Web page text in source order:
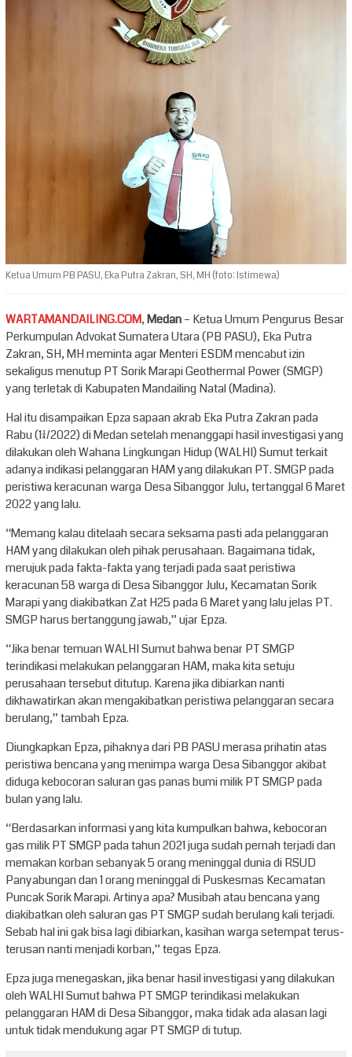
Ketua Umum PB PASU, Eka Putra Zakran, SH, MH (foto: Istimewa)
WARTAMANDAILING.COM,Medan– Ketua Umum Pengurus Besar
Perkumpulan Advokat Sumatera Utara (PB PASU), Eka Putra
Zakran, SH, MH meminta agar Menteri ESDM mencabut izin
sekaligus menutup PT Sorik Marapi Geothermal Power (SMGP)
yang terletak di Kabupaten Mandailing Natal (Madina).
Hal itu disampaikan Epza sapaan akrab Eka Putra Zakran pada
Rabu (13/4/2022) di Medan setelah menanggapi hasil investigasi yang
dilakukan oleh Wahana Lingkungan Hidup (WALHI) Sumut terkait
adanya indikasi pelanggaran HAM yang dilakukan PT. SMGP pada
peristiwa keracunan warga Desa Sibanggor Julu, tertanggal 6 Maret
2022 yang lalu.
“Memang kalau ditelaah secara seksama pasti ada pelanggaran
HAM yang dilakukan oleh pihak perusahaan. Bagaimana tidak,
merujuk pada fakta-fakta yang terjadi pada saat peristiwa
keracunan 58 warga di Desa Sibanggor Julu, Kecamatan Sorik
Marapi yang diakibatkan Zat H25 pada 6 Maret yang lalu jelas PT.
SMGP harus bertanggung jawab,” ujar Epza.
“Jika benar temuan WALHI Sumut bahwa benar PT SMGP
terindikasi melakukan pelanggaran HAM, maka kita setuju
perusahaan tersebut ditutup. Karena jika dibiarkan nanti
dikhawatirkan akan mengakibatkan peristiwa pelanggaran secara
berulang,” tambah Epza.
Diungkapkan Epza, pihaknya dari PB PASU merasa prihatin atas
peristiwa bencana yang menimpa warga Desa Sibanggor akibat
diduga kebocoran saluran gas panas bumi milik PT SMGP pada
bulan yang lalu.
“Berdasarkan informasi yang kita kumpulkan bahwa, kebocoran
gas milik PT SMGP pada tahun 2021 juga sudah pernah terjadi dan
memakan korban sebanyak 5 orang meninggal dunia di RSUD
Panyabungan dan 1 orang meninggal di Puskesmas Kecamatan
Puncak Sorik Marapi. Artinya apa? Musibah atau bencana yang
diakibatkan oleh saluran gas PT SMGP sudah berulang kali terjadi.
Sebab hal ini gak bisa lagi dibiarkan, kasihan warga setempat terus-
terusan nanti menjadi korban,” tegas Epza.
Epza juga menegaskan, jika benar hasil investigasi yang dilakukan
oleh WALHI Sumut bahwa PT SMGP terindikasi melakukan
pelanggaran HAM di Desa Sibanggor, maka tidak ada alasan lagi
untuk tidak mendukung agar PT SMGP di tutup.